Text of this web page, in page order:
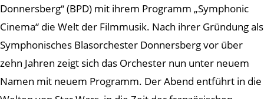
Donnersberg“ (BPD) mit ihrem Programm „Symphonic
Cinema“ die Welt der Filmmusik. Nach ihrer Gründung als
Symphonisches Blasorchester Donnersberg vor über
zehn Jahren zeigt sich das Orchester nun unter neuem
Namen mit neuem Programm. Der Abend entführt in die